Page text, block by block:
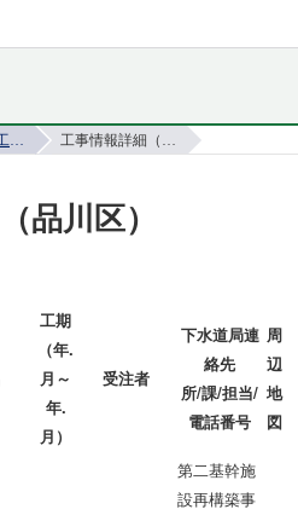
下水道局が施工する工事情報 工事情報詳細（品川区）
品川区）
工期
（年.
月～
年.
月）
受注者
下水道局連
絡先
所/課/担当/
電話番号
周
辺
地
図
第二基幹施
設再構築事